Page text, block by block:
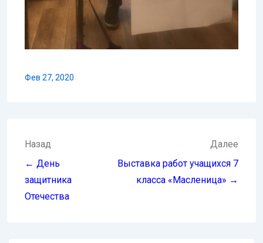
Фев 27, 2020
Навигация
по
записям
Назад
← День
защитника
Отечества
Далее
Выставка работ учащихся 7
класса «Масленица» →